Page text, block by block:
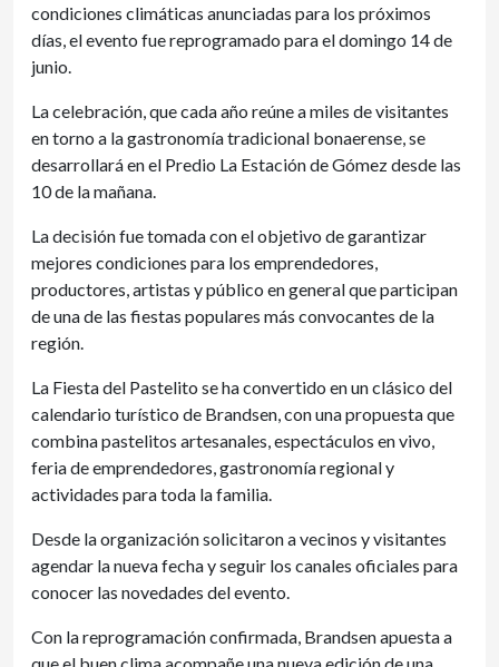
condiciones climáticas anunciadas para los próximos
días, el evento fue reprogramado para el domingo 14 de
junio.
La celebración, que cada año reúne a miles de visitantes
en torno a la gastronomía tradicional bonaerense, se
desarrollará en el Predio La Estación de Gómez desde las
10 de la mañana.
La decisión fue tomada con el objetivo de garantizar
mejores condiciones para los emprendedores,
productores, artistas y público en general que participan
de una de las fiestas populares más convocantes de la
región.
La Fiesta del Pastelito se ha convertido en un clásico del
calendario turístico de Brandsen, con una propuesta que
combina pastelitos artesanales, espectáculos en vivo,
feria de emprendedores, gastronomía regional y
actividades para toda la familia.
Desde la organización solicitaron a vecinos y visitantes
agendar la nueva fecha y seguir los canales oficiales para
conocer las novedades del evento.
Con la reprogramación confirmada, Brandsen apuesta a
que el buen clima acompañe una nueva edición de una